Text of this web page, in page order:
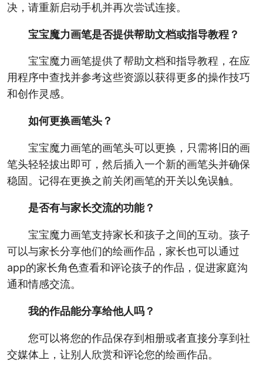
决，请重新启动手机并再次尝试连接。
宝宝魔力画笔是否提供帮助文档或指导教程？
宝宝魔力画笔提供了帮助文档和指导教程，在应
用程序中查找并参考这些资源以获得更多的操作技巧
和创作灵感。
如何更换画笔头？
宝宝魔力画笔的画笔头可以更换，只需将旧的画
笔头轻轻拔出即可，然后插入一个新的画笔头并确保
稳固。记得在更换之前关闭画笔的开关以免误触。
是否有与家长交流的功能？
宝宝魔力画笔支持家长和孩子之间的互动。孩子
可以与家长分享他们的绘画作品，家长也可以通过
app的家长角色查看和评论孩子的作品，促进家庭沟
通和情感交流。
我的作品能分享给他人吗？
您可以将您的作品保存到相册或者直接分享到社
交媒体上，让别人欣赏和评论您的绘画作品。